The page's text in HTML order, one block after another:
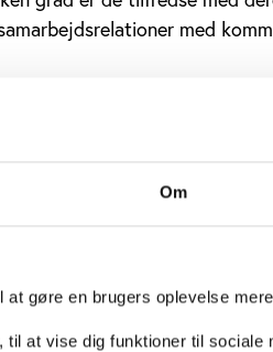
Om
gøre en brugers oplevelse mere
at vise dig funktioner til sociale
med
drejer det sig om, og
Hvordan er forholdet
rolle, karakteren af
og eventuelle